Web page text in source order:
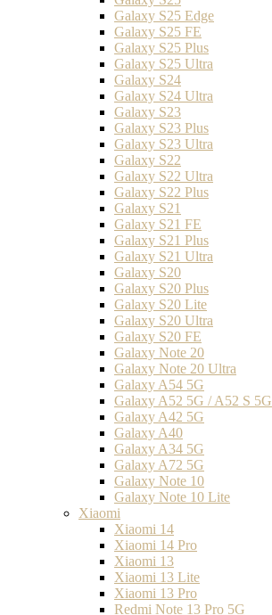
Galaxy S25 Edge
Galaxy S25 FE
Galaxy S25 Plus
Galaxy S25 Ultra
Galaxy S24
Galaxy S24 Ultra
Galaxy S23
Galaxy S23 Plus
Galaxy S23 Ultra
Galaxy S22
Galaxy S22 Ultra
Galaxy S22 Plus
Galaxy S21
Galaxy S21 FE
Galaxy S21 Plus
Galaxy S21 Ultra
Galaxy S20
Galaxy S20 Plus
Galaxy S20 Lite
Galaxy S20 Ultra
Galaxy S20 FE
Galaxy Note 20
Galaxy Note 20 Ultra
Galaxy A54 5G
Galaxy A52 5G / A52 S 5G
Galaxy A42 5G
Galaxy A40
Galaxy A34 5G
Galaxy A72 5G
Galaxy Note 10
Galaxy Note 10 Lite
Xiaomi
Xiaomi 14
Xiaomi 14 Pro
Xiaomi 13
Xiaomi 13 Lite
Xiaomi 13 Pro
Redmi Note 13 Pro 5G